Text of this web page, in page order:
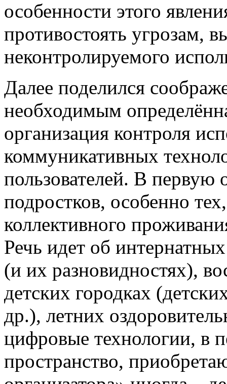
особенности этого
противостоять угрозам,
неконтролируемого
Далее поделился
необходимым
организация контроля
коммуникативных
пользователей. В первую
подростков, особенно
коллективного
Речь идет об
(и их разновидностях),
детских городках
др.), летних
цифровые технологии, в
пространство,